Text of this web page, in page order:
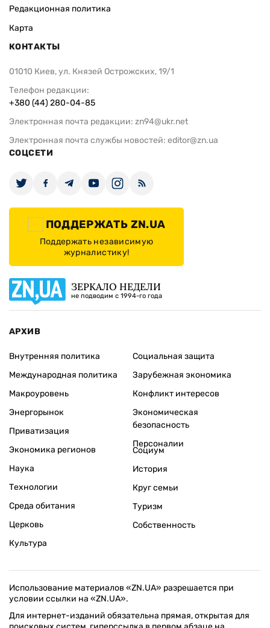
Редакционная политика
Карта
КОНТАКТЫ
01010 Киев, ул. Князей Острожских, 19/1
Телефон редакции:
+380 (44) 280-04-85
Электронная почта редакции: zn94@ukr.net
Электронная почта службы новостей: editor@zn.ua
СОЦСЕТИ
ПОДДЕРЖАТЬ ZN.UA
Поддержать независимую
журналистику!
ЗЕРКАЛО НЕДЕЛИ
не подводим с 1994-го года
АРХИВ
Внутренняя политика
Международная политика
Макроуровень
Энергорынок
Приватизация
Экономика регионов
Социальная защита
Зарубежная экономика
Конфликт интересов
Экономическая
безопасность
Персоналии
Наука
Технологии
Среда обитания
Церковь
Культура
Социум
История
Круг семьи
Туризм
Собственность
Использование материалов «ZN.UA» разрешается при
условии ссылки на «ZN.UA».
Для интернет-изданий обязательна прямая, открытая для